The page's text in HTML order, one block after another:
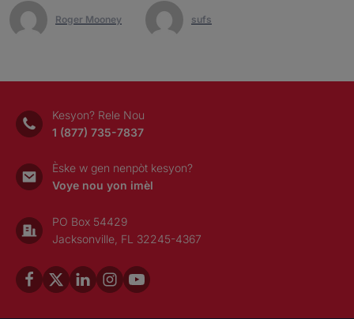
Roger Mooney sufs
Kesyon? Rele Nou
1 (877) 735-7837
Èske w gen nenpòt kesyon?
Voye nou yon imèl
PO Box 54429
Jacksonville, FL 32245-4367